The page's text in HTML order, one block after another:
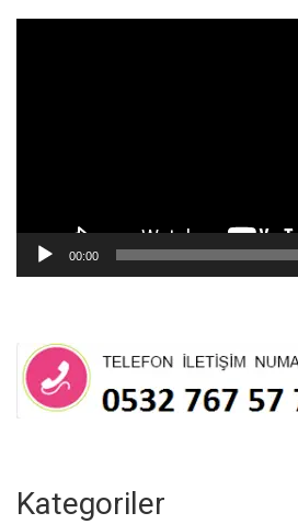
00:00
Kategoriler